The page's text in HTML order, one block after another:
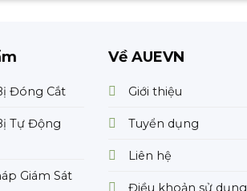
Đóng Cắt
Tự Động
Giám Sát
Về AUEVN
Giới thiệu
Tuyển dụng
Liên hệ